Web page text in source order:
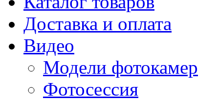
Доставка и оплата
Видео
Модели фотокамер
Фотосессия